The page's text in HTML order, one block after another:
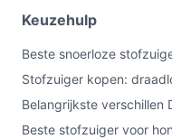
Keuzehulp
Beste snoerloze
Stofzuiger kopen:
Belangrijkste verschillen
Beste stofzuiger voor